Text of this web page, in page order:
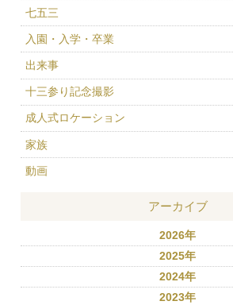
七五三
入園・入学・卒業
出来事
十三参り記念撮影
成人式ロケーション
家族
動画
アーカイブ
2026年
2025年
2024年
2023年